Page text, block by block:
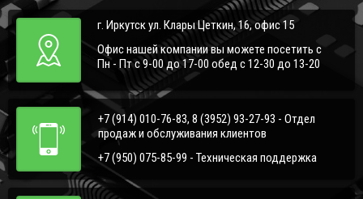
ПРИМЕНЕНИЯ
НОВОСТИ
ДОСТАВКА И ОПЛАТА
КОНТАКТЫ
г. Иркутск ул. Клары Цеткин, 16, офис 15
Офис нашей компании вы можете посетить с
Пн - Пт с 9-00 до 17-00 обед с 12-30 до 13-20
+7 (914) 010-76-83, 8 (3952) 93-27-93 - Отдел
продаж и обслуживания клиентов
+7 (950) 075-85-99 - Техническая поддержка